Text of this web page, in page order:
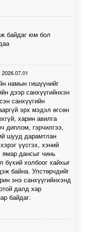
байдаг юм бол
2026.07.01
намын гишүүнийг
дээр санхүүгийнхэн
санхүүгийн
эрх мэдэл өгсөн
харин авилга
диплом, гэрчилгээ,
шууд дарамтлан
үүсгэх, хэний
ямар дансыг чинь
холбоог хайхыг
байна. Улстөрчдийг
энэ санхүүгийнхэнд
далд хар
байдаг.